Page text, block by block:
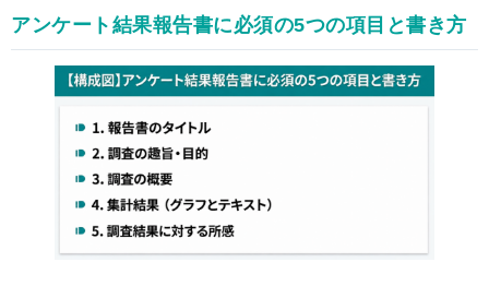
アンケート結果報告書に必須の5つの項目と書き方